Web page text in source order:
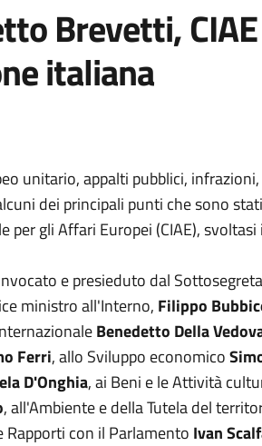
Brevetti,
italiana
unitario, appalti pubblici,
dei principali punti che sono
per gli Affari Europei (CIAE), svoltasi
e presieduto dal
ministro all'Interno, Filippo
Benedetto Della
Ferri, allo Sviluppo economico
D'Onghia, ai Beni e le Attività
, all'Ambiente e della Tutela del
Rapporti con il Parlamento Ivan